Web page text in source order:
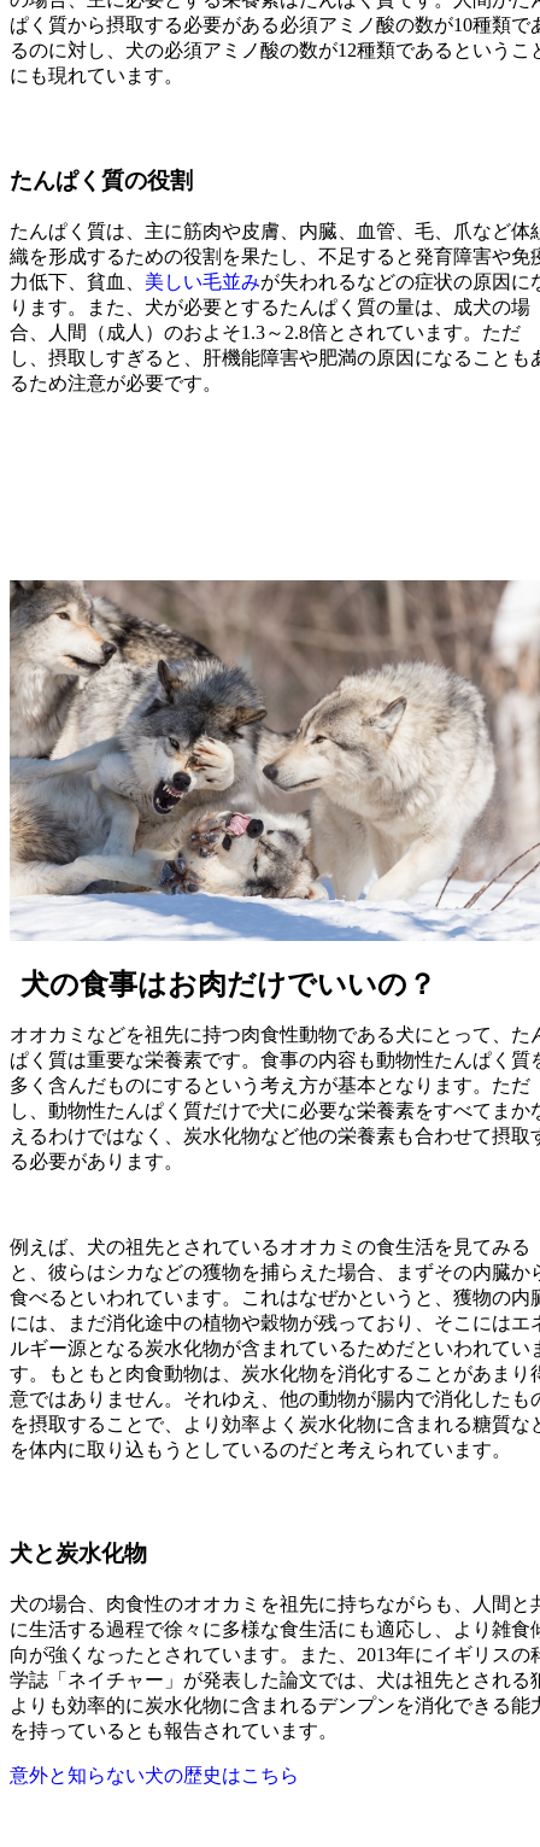
ぱく質から摂取する必要がある必須アミノ酸の数が10種類で
るのに対し、犬の必須アミノ酸の数が12種類であるというこ
にも現れています。
たんぱく質の役割
たんぱく質は、主に筋肉や皮膚、内臓、血管、毛、爪など体
織を形成するための役割を果たし、不足すると発育障害や免
力低下、貧血、 美しい毛並みが失われるなどの症状の原因に
ります。また、犬が必要とするたんぱく質の量は、成犬の場
合、人間（成人）のおよそ1.3～2.8倍とされています。ただ
し、摂取しすぎると、肝機能障害や肥満の原因になることも
るため注意が必要です。
犬の食事はお肉だけでいいの？
オオカミなどを祖先に持つ肉食性動物である犬にとって、た
ぱく質は重要な栄養素です。食事の内容も動物性たんぱく質
多く含んだものにするという考え方が基本となります。ただ
し、動物性たんぱく質だけで犬に必要な栄養素をすべてまか
えるわけではなく、炭水化物など他の栄養素も合わせて摂取
る必要があります。
例えば、犬の祖先とされているオオカミの食生活を見てみる
と、彼らはシカなどの獲物を捕らえた場合、まずその内臓か
食べるといわれています。これはなぜかというと、獲物の内
には、まだ消化途中の植物や穀物が残っており、そこにはエ
ルギー源となる炭水化物が含まれているためだといわれてい
す。もともと肉食動物は、炭水化物を消化することがあまり
意ではありません。それゆえ、他の動物が腸内で消化したも
を摂取することで、より効率よく炭水化物に含まれる糖質な
を体内に取り込もうとしているのだと考えられています。
犬と炭水化物
犬の場合、肉食性のオオカミを祖先に持ちながらも、人間と
に生活する過程で徐々に多様な食生活にも適応し、より雑食
向が強くなったとされています。また、2013年にイギリスの
学誌「ネイチャー」が発表した論文では、犬は祖先とされる
よりも効率的に炭水化物に含まれるデンプンを消化できる能
を持っているとも報告されています。
意外と知らない犬の歴史はこちら